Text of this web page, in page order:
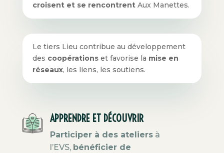
croisent et se rencontrentAux Manettes.
Le tiers Lieu contribue au développement
des coopérationset favorise la mise en
réseaux, les liens, les soutiens.
APPRENDRE ET DÉCOUVRIR
Participer à des ateliersà
l’EVS, bénéficier de